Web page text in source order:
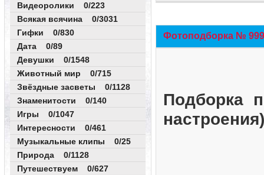
Видеоролики 0/223
Всякая всячина 0/3031
Гифки 0/830
Дата 0/89
Девушки 0/1548
Животный мир 0/715
Звёздные засветы 0/1128
Знаменитости 0/140
Игры 0/1047
Интересности 0/461
Музыкальные клипы 0/25
Природа 0/1128
Путешествуем 0/627
Фотоподборка №
Подборка